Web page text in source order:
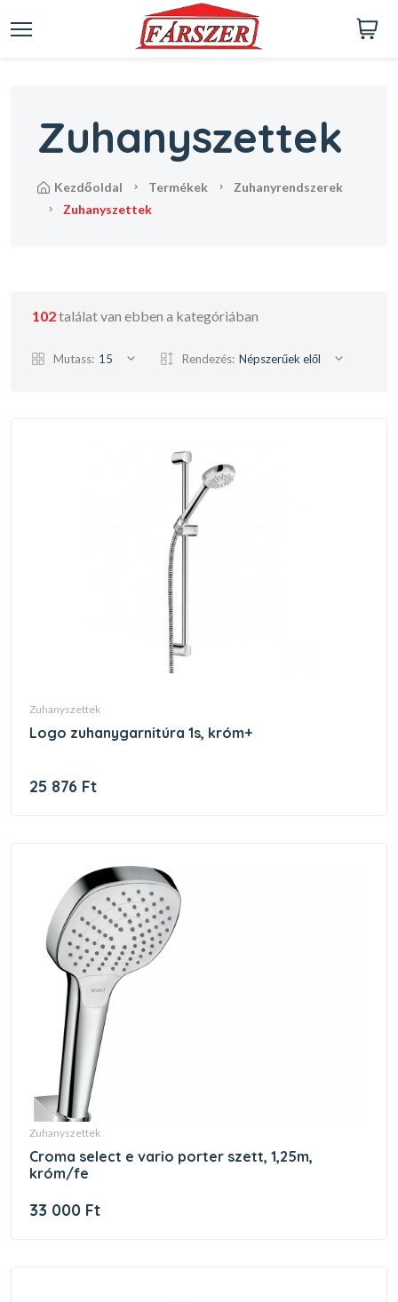
Zuhanyszettek
kezdőoldal termékek
zuhanyrendszerek
zuhanyszettek
102találat van ebben a kategóriában
Mutass: 15 Rendezés: Népszerűek elől
zuhanyszettek
logo zuhanygarnitúra 1s, króm+
25 876 Ft
zuhanyszettek
croma select e vario porter szett, 1,25m,
króm/fe
33 000 Ft